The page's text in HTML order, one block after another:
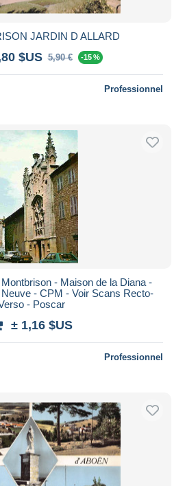
JARDIN D ALLARD
$US 5,90 € -15 %
Professionnel
- Maison de la Diana -
- CPM - Voir Scans Recto-
- Poscar
± 1,16 $US
Professionnel